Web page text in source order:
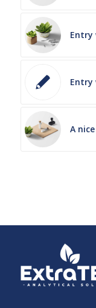
Entry
Entry
A